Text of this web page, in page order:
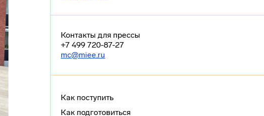
Контакты для прессы
+7 499 720-87-27
mc@miee.ru
Как поступить
Как подготовиться